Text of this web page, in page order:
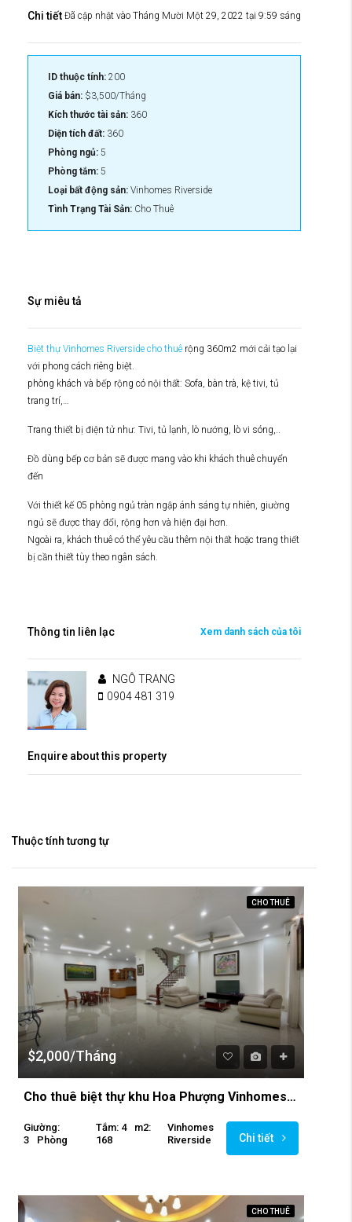
Chi tiết Đã cập nhật vào Tháng Mười Một 29, 2022 tại 9:59 sáng
ID thuộc tính: 200
Giá bán: $3,500/Tháng
Kích thước tài sản: 360
Diện tích đất: 360
Phòng ngủ: 5
Phòng tắm: 5
Loại bất động sản: Vinhomes Riverside
Tình Trạng Tài Sản: Cho Thuê
Sự miêu tả
Biệt thự Vinhomes Riverside cho thuê rộng 360m2 mới cải tạo lại
với phong cách riêng biệt.
phòng khách và bếp rộng có nội thất: Sofa, bàn trà, kệ tivi, tủ
trang trí,…
Trang thiết bị điện tử như: Tivi, tủ lạnh, lò nướng, lò vi sóng,..
Đồ dùng bếp cơ bản sẽ được mang vào khi khách thuê chuyển
đến
Với thiết kế 05 phòng ngủ tràn ngập ánh sáng tự nhiên, giường
ngủ sẽ được thay đổi, rộng hơn và hiện đại hơn.
Ngoài ra, khách thuê có thể yêu cầu thêm nội thất hoặc trang thiết
bị cần thiết tùy theo ngân sách.
Thông tin liên lạc Xem danh sách của tôi
NGÔ TRANG
0904 481 319
Enquire about this property
Thuộc tính tương tự
CHO THUÊ
$2,000/Tháng
Cho thuê biệt thự khu Hoa Phượng Vinhomes Riverside
Giường:
3
Phòng
Tắm: 4
M2:
168
Vinhomes
Riverside
Chi tiết
CHO THUÊ